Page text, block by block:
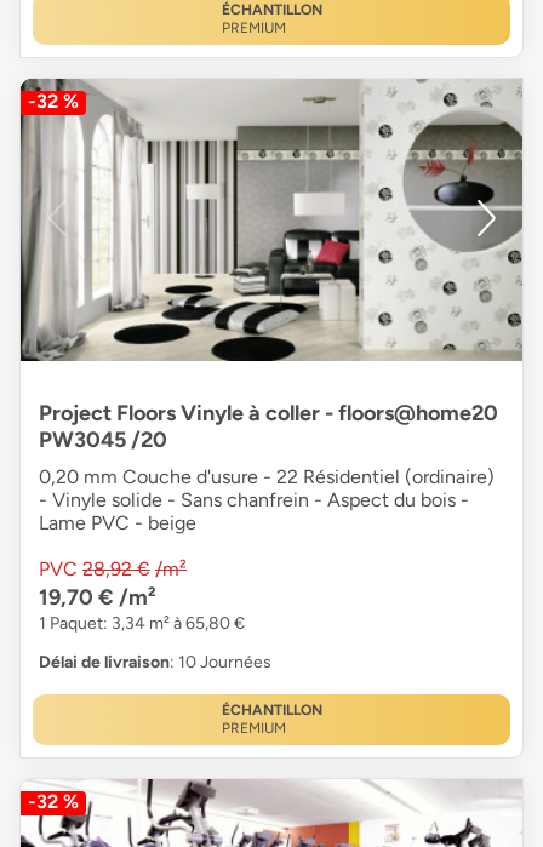
ÉCHANTILLON
PREMIUM
-32 %
Project Floors Vinyle à coller - floors@home20
PW3045 /20
0,20 mm Couche d'usure - 22 Résidentiel (ordinaire)
- Vinyle solide - Sans chanfrein - Aspect du bois -
Lame PVC - beige
PVC 28,92 € /m²
19,70 € /m²
1 Paquet: 3,34 m² à 65,80 €
Délai de livraison: 10 Journées
ÉCHANTILLON
PREMIUM
-32 %